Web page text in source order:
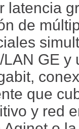
latencia
de
GE
que
y red